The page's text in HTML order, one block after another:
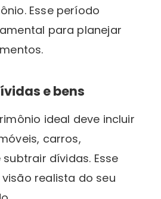
Esse período
para planejar
e bens
ideal deve incluir
carros,
dívidas. Esse
realista do seu